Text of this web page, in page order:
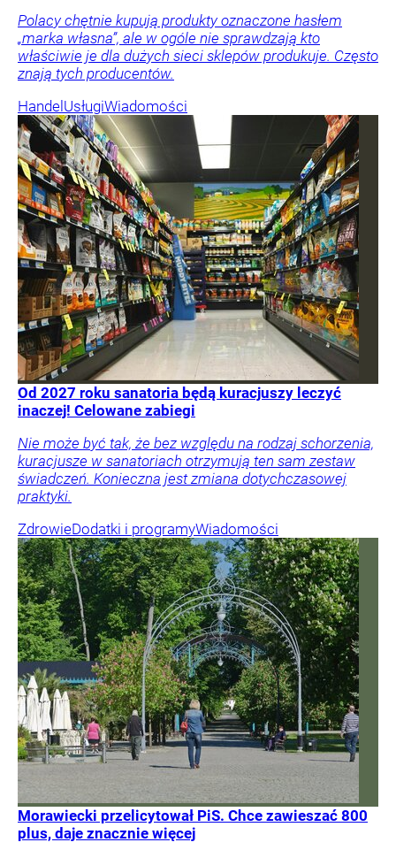
Polacy chętnie kupują produkty oznaczone hasłem
„marka własna”, ale w ogóle nie sprawdzają kto
właściwie je dla dużych sieci sklepów produkuje. Często
znają tych producentów.
HandelUsługiWiadomości
Od 2027 roku sanatoria będą kuracjuszy leczyć
inaczej! Celowane zabiegi
Nie może być tak, że bez względu na rodzaj schorzenia,
kuracjusze w sanatoriach otrzymują ten sam zestaw
świadczeń. Konieczna jest zmiana dotychczasowej
praktyki.
ZdrowieDodatki i programyWiadomości
Morawiecki przelicytował PiS. Chce zawieszać 800
plus, daje znacznie więcej